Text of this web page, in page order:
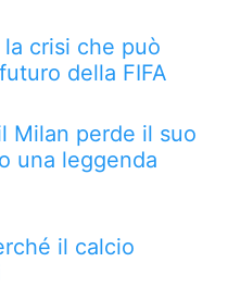
crisi che può
della FIFA
Milan perde il suo
una leggenda
il calcio